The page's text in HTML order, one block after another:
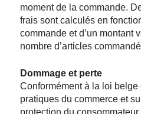
moment de la commande.
frais sont calculés en
commande et d’un montant
nombre d’articles
Dommage et perte
Conformément à la loi
pratiques du commerce et
protection du